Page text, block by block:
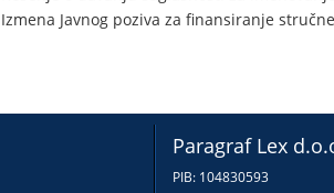
Izmena Javnog poziva za finansiranje
Paragraf Lex
PIB: 104830593